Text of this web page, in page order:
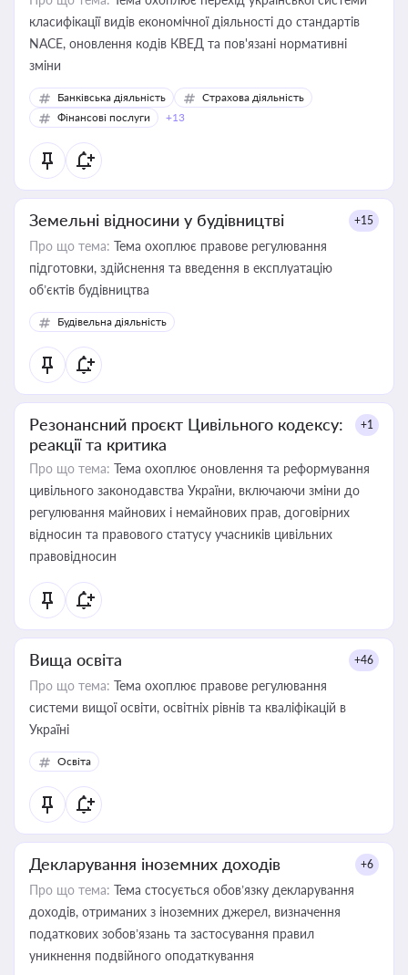
класифікації видів економічної діяльності до стандартів
NACE, оновлення кодів КВЕД та пов'язані нормативні
зміни
Банківська діяльність
Страхова діяльність
Фінансові послуги
+13
Земельні відносини у будівництві +15
Про що тема: Тема охоплює правове регулювання
підготовки, здійснення та введення в експлуатацію
об’єктів будівництва
Будівельна діяльність
Резонансний проєкт Цивільного кодексу:
реакції та критика
+1
Про що тема: Тема охоплює оновлення та реформування
цивільного законодавства України, включаючи зміни до
регулювання майнових і немайнових прав, договірних
відносин та правового статусу учасників цивільних
правовідносин
Вища освіта +46
Про що тема: Тема охоплює правове регулювання
системи вищої освіти, освітніх рівнів та кваліфікацій в
Україні
Освіта
Декларування іноземних доходів +6
Про що тема: Тема стосується обов’язку декларування
доходів, отриманих з іноземних джерел, визначення
податкових зобов’язань та застосування правил
уникнення подвійного оподаткування